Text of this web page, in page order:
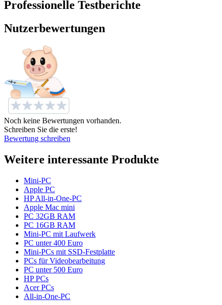
Professionelle Testberichte
Nutzerbewertungen
Noch keine Bewertungen vorhanden.
Schreiben Sie die erste!
Bewertung schreiben
Weitere interessante Produkte
Mini-PC
Apple PC
HP All-in-One-PC
Apple Mac mini
PC 32GB RAM
PC 16GB RAM
Mini-PC mit Laufwerk
PC unter 400 Euro
Mini-PCs mit SSD-Festplatte
PCs für Videobearbeitung
PC unter 500 Euro
HP PCs
Acer PCs
All-in-One-PC